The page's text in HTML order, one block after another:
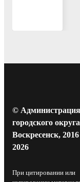
© Администрация
городского округа
Воскресенск,
2026
При цитировании или